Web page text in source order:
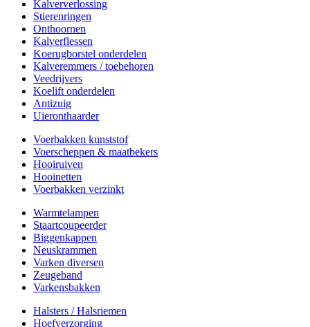
Kalververlossing
Stierenringen
Onthoornen
Kalverflessen
Koerugborstel onderdelen
Kalveremmers / toebehoren
Veedrijvers
Koelift onderdelen
Antizuig
Uieronthaarder
Voerbakken kunststof
Voerscheppen & maatbekers
Hooiruiven
Hooinetten
Voerbakken verzinkt
Warmtelampen
Staartcoupeerder
Biggenkappen
Neuskrammen
Varken diversen
Zeugeband
Varkensbakken
Halsters / Halsriemen
Hoefverzorging